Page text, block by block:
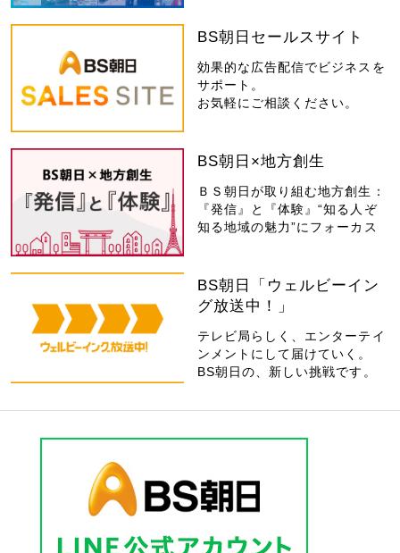
BS朝日セールスサイト
効果的な広告配信でビジネスを
サポート。
お気軽にご相談ください。
BS朝日×地方創生
ＢＳ朝日が取り組む地方創生：
『発信』と『体験』“知る人ぞ
知る地域の魅力”にフォーカス
BS朝日「ウェルビーイン
グ放送中！」
テレビ局らしく、エンターテイ
ンメントにして届けていく。
BS朝日の、新しい挑戦です。